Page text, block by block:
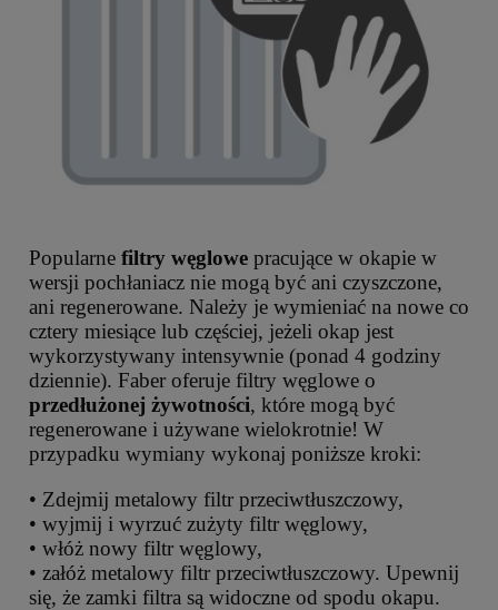
Popularne filtry węglowe pracujące w okapie w
wersji pochłaniacz nie mogą być ani czyszczone,
ani regenerowane. Należy je wymieniać na nowe co
cztery miesiące lub częściej, jeżeli okap jest
wykorzystywany intensywnie (ponad 4 godziny
dziennie). Faber oferuje filtry węglowe o
przedłużonej żywotności, które mogą być
regenerowane i używane wielokrotnie! W
przypadku wymiany wykonaj poniższe kroki:
• Zdejmij metalowy filtr przeciwtłuszczowy,
• wyjmij i wyrzuć zużyty filtr węglowy,
• włóż nowy filtr węglowy,
• załóż metalowy filtr przeciwtłuszczowy. Upewnij
się, że zamki filtra są widoczne od spodu okapu.